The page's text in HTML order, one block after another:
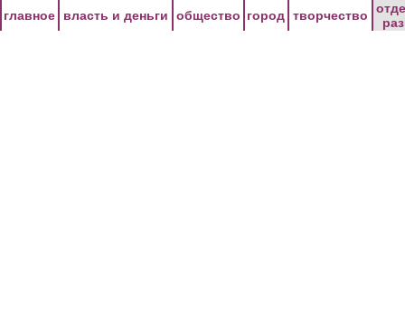
главное власть и деньги общество город творчество